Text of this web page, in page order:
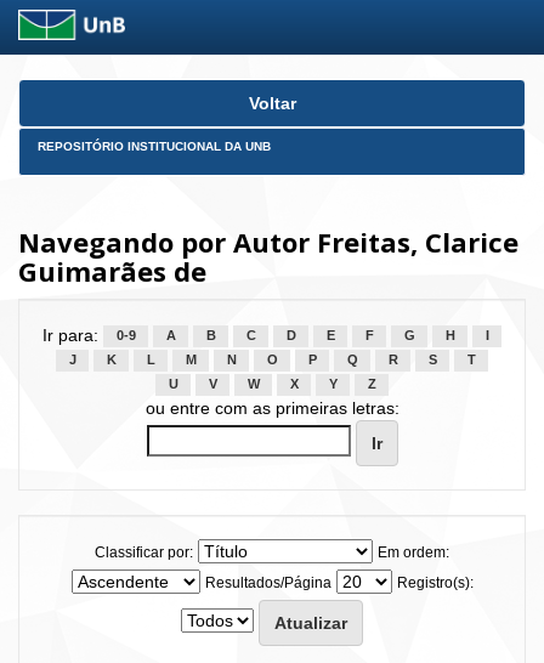
Skip
Voltar
REPOSITÓRIO INSTITUCIONAL DA UNB
Navegando por Autor Freitas, Clarice
Guimarães de
Ir para: 0-9 A B C D E F G H
J
K L M N O P Q R S
T
U
V W X Y Z
ou entre com as primeiras letras:
Classificar por:
Em ordem:
Resultados/Página
Registro(s):